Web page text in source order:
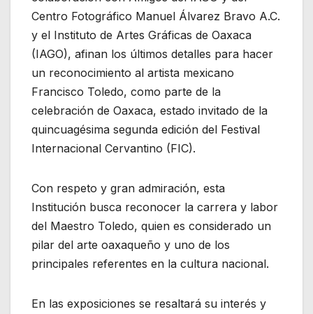
Centro Fotográfico Manuel Álvarez Bravo A.C.
y el Instituto de Artes Gráficas de Oaxaca
(IAGO), afinan los últimos detalles para hacer
un reconocimiento al artista mexicano
Francisco Toledo, como parte de la
celebración de Oaxaca, estado invitado de la
quincuagésima segunda edición del Festival
Internacional Cervantino (FIC).
Con respeto y gran admiración, esta
Institución busca reconocer la carrera y labor
del Maestro Toledo, quien es considerado un
pilar del arte oaxaqueño y uno de los
principales referentes en la cultura nacional.
En las exposiciones se resaltará su interés y